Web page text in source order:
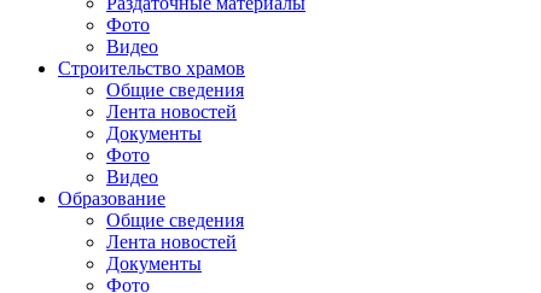
Фото
Видео
Строительство храмов
Общие сведения
Лента новостей
Документы
Фото
Видео
Образование
Общие сведения
Лента новостей
Документы
Фото